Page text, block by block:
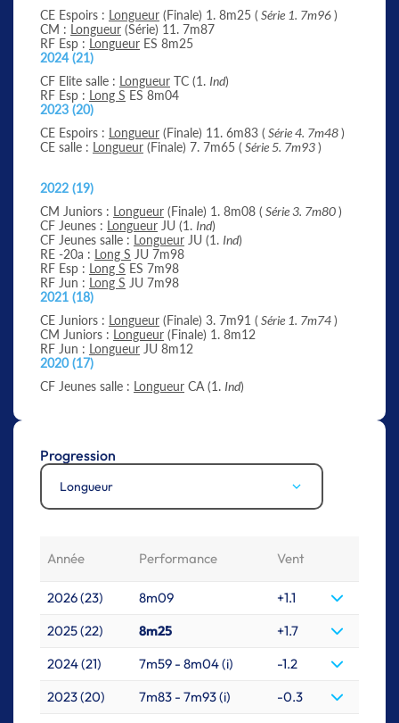
CE Espoirs : Longueur (Finale) 1. 8m25 ( Série 1. 7m96)
CM : Longueur (Série) 11. 7m87
RF Esp : Longueur ES 8m25
2024 (21)
CF Elite salle : Longueur TC (1. Ind)
RF Esp : Long S ES 8m04
2023 (20)
CE Espoirs : Longueur (Finale) 11. 6m83 ( Série 4. 7m48)
CE salle : Longueur (Finale) 7. 7m65 ( Série 5. 7m93)
2022 (19)
CM Juniors : Longueur (Finale) 1. 8m08 ( Série 3. 7m80)
CF Jeunes : Longueur JU (1. Ind)
CF Jeunes salle : Longueur JU (1. Ind)
RE -20a : Long S JU 7m98
RF Esp : Long S ES 7m98
RF Jun : Long S JU 7m98
2021 (18)
CE Juniors : Longueur (Finale) 3. 7m91 ( Série 1. 7m74)
CM Juniors : Longueur (Finale) 1. 8m12
RF Jun : Longueur JU 8m12
2020 (17)
CF Jeunes salle : Longueur CA (1. Ind)
Progression
Longueur
Année Performance Vent
2026 (23) 8m09
+1.1
2025 (22)
8m25
+1.7
2024 (21)
7m59 - 8m04 (i)
-1.2
2023 (20)
7m83 - 7m93 (i)
-0.3